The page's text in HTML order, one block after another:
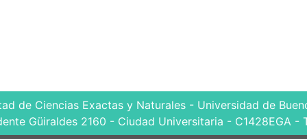
de Ciencias Exactas y Naturales - Universidad de
Güiraldes 2160 - Ciudad Universitaria - C1428EGA -